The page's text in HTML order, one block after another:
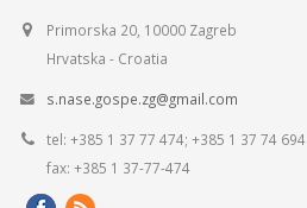
Primorska 20, 10000 Zagreb
Hrvatska - Croatia
s.nase.gospe.zg@gmail.com
tel: +385 1 37 77 474; +385 1 37 74 694
fax: +385 1 37-77-474